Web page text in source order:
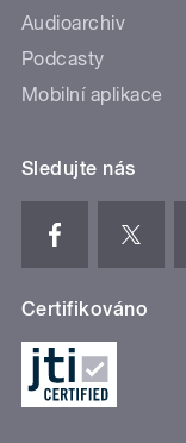
Audioarchiv
Podcasty
Mobilní aplikace
Sledujte nás
Certifikováno